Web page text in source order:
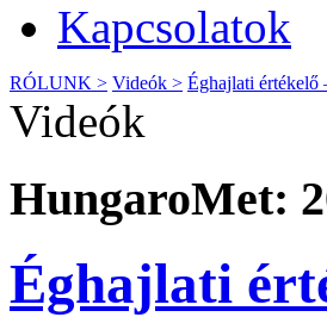
Kapcsolatok
RÓLUNK > Videók > Éghajlati értékelő
Videók
HungaroMet:
Éghajlati